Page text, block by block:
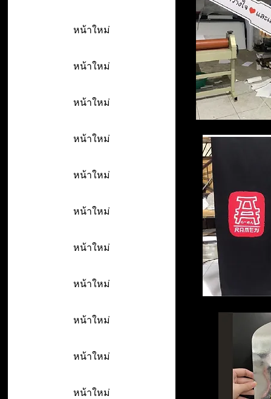
หน้าใหม่
หน้าใหม่
หน้าใหม่
หน้าใหม่
หน้าใหม่
หน้าใหม่
หน้าใหม่
หน้าใหม่
หน้าใหม่
หน้าใหม่
หน้าใหม่